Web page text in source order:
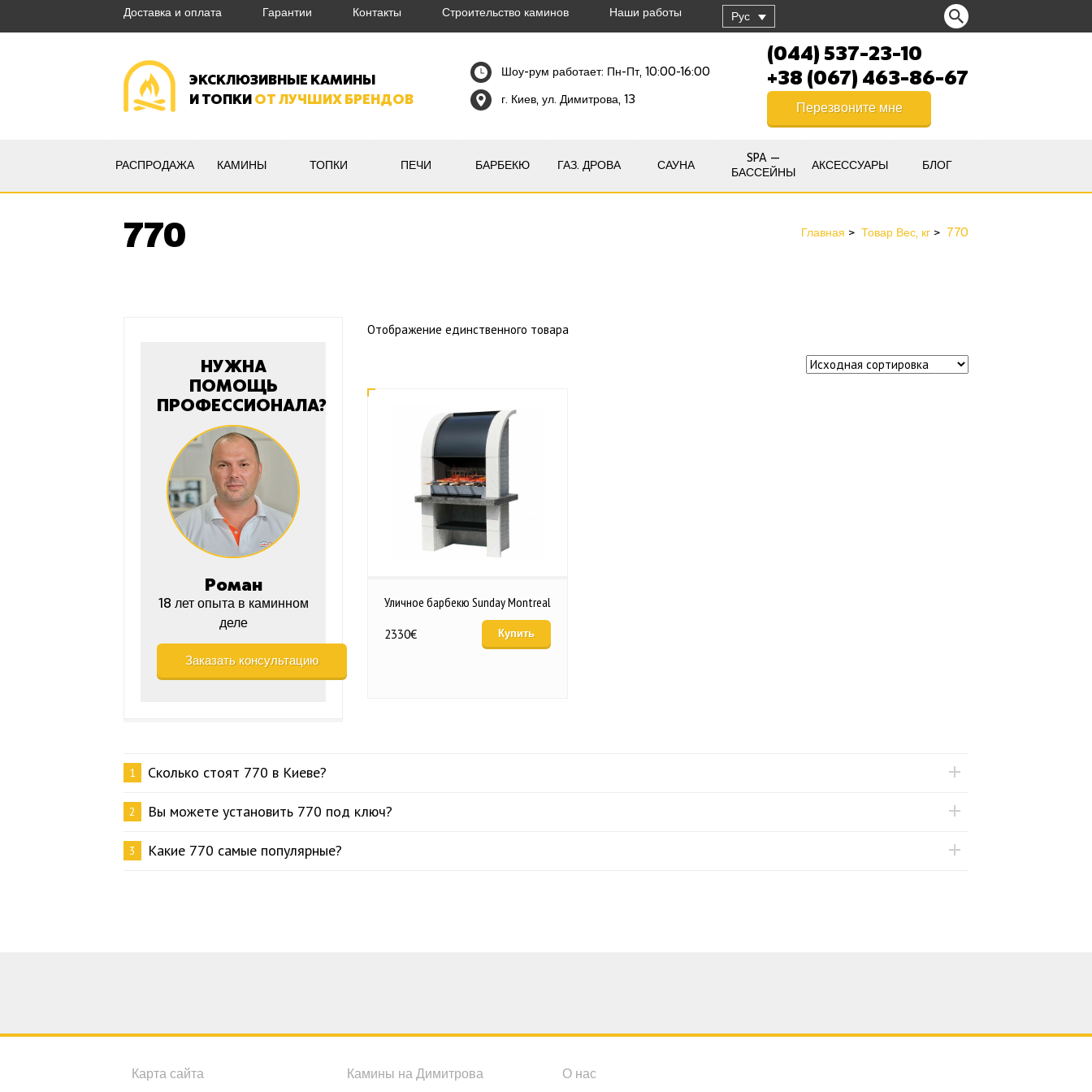
Доставка и оплата Гарантии Контакты Строительство каминов Наши работы Рус
ЭКСКЛЮЗИВНЫЕ КАМИНЫ
И ТОПКИОТ ЛУЧШИХ БРЕНДОВ
Шоу-рум работает: Пн-Пт, 10:00-16:00
г. Киев, ул. Димитрова, 13
(044) 537-23-10
+38 (067) 463-86-67
Перезвоните мне
РАСПРОДАЖА КАМИНЫ ТОПКИ ПЕЧИ БАРБЕКЮ ГАЗ. ДРОВА САУНА
SPA —
БАССЕЙНЫ
АКСЕССУАРЫ БЛОГ
770 Главная Товар Вес, кг 770
Отображение единственного товара
Уличное барбекю Sunday Montreal
2330€ Купить
НУЖНА
ПОМОЩЬ
ПРОФЕССИОНАЛА?
Роман
18 лет опыта в каминном
деле
Заказать консультацию
1 Сколько стоят 770 в Киеве?
2 Вы можете установить 770 под ключ?
3 Какие 770 самые популярные?
Карта сайта Камины на Димитрова О нас